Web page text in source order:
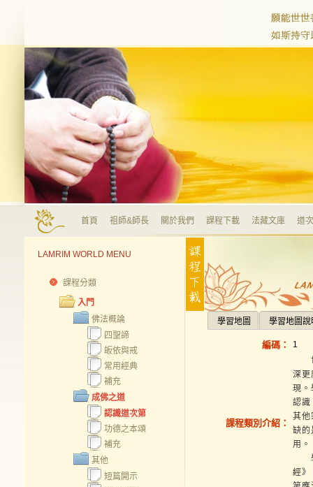
首頁 祖師&師長 關於我們 課程下載 法藏文庫 道
LAMRIM WORLD MENU
課程分類
入門
佛法概論
四聖諦
皈依與戒
常用經典
補充
成佛之道
認識道次第
功德之本頌
補充
其他
短篇開示
學習地圖 學習地圖說
編碼： 1
課程類別介紹：
世
深更
現。
認識
其他
缺的
用。
學
經》